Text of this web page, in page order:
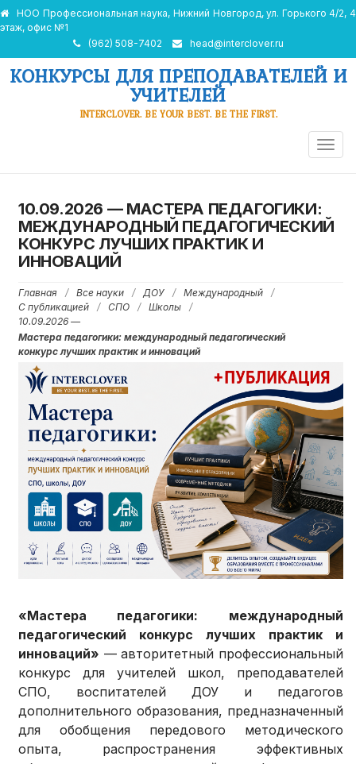
НОО Профессиональная наука, Нижний Новгород, ул. Горького 4/2, 4
этаж, офис №1
(962) 508-7402
head@interclover.ru
КОНКУРСЫ ДЛЯ ПРЕПОДАВАТЕЛЕЙ И
УЧИТЕЛЕЙ
INTERCLOVER. BE YOUR BEST. BE THE FIRST.
10.09.2026 — МАСТЕРА ПЕДАГОГИКИ:
МЕЖДУНАРОДНЫЙ ПЕДАГОГИЧЕСКИЙ
КОНКУРС ЛУЧШИХ ПРАКТИК И
ИННОВАЦИЙ
Главная / Все науки / ДОУ / Международный
/
С публикацией
/ СПО / Школы
/
10.09.2026 —
Мастера педагогики: международный педагогический
конкурс лучших практик и инноваций
«Мастера педагогики: международный
педагогический конкурс лучших практик и
инноваций» — авторитетный профессиональный
конкурс для учителей школ, преподавателей
СПО, воспитателей ДОУ и педагогов
дополнительного образования, предназначенный
для обобщения передового методического
опыта, распространения эффективных